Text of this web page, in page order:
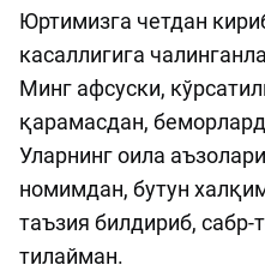
Юртимизга четдан
касаллигига
Минг афсуски,
қарамасдан,
Уларнинг оила
номимдан, бутун
таъзия билдириб,
тилайман.